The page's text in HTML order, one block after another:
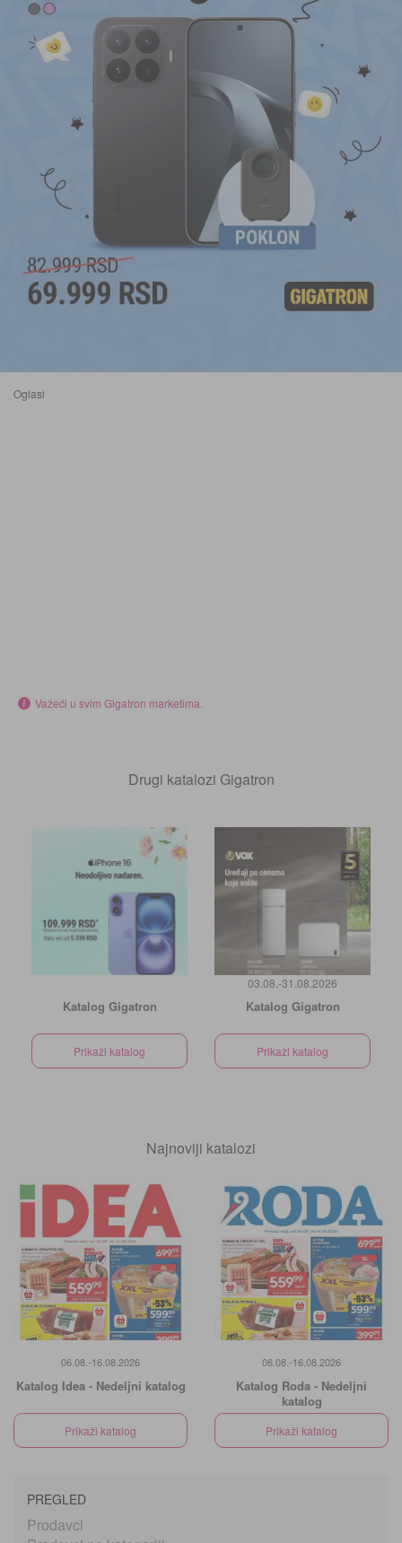
Oglasi
Važeći u svim Gigatron marketima.
Drugi katalozi Gigatron
Katalog Gigatron
Prikaži katalog
03.08.-31.08.2026
Katalog Gigatron
Prikaži katalog
Najnoviji katalozi
06.08.-16.08.2026
Katalog Idea - Nedeljni katalog
Prikaži katalog
06.08.-16.08.2026
Katalog Roda - Nedeljni
katalog
Prikaži katalog
PREGLED
Prodavci